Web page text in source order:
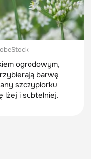
ogrodowym,
barwę
szczypiorku
lżej i subtelniej.